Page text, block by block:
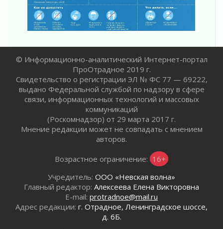
За сухими цифрами — реальная жизнь
31 июля 2026
От инженера-создателя к волонтёрам
Генеральная репетиция векового юбилея
Открытое сердце и стремление делать добро
31 июля 2026
Давайте разберемся!
30 июля 2026
Круглую ригу в Гатчине отреставрируют в
30 июля 2026
© Информационно-аналитический Интернет-портал
ПроОтрадное 2019 г.
Свидетельство о регистрации ЭЛ № ФС 77 — 69222,
выдано Федеральной службой по надзору в сфере
связи, информационных технологий и массовых
коммуникаций
(Роскомнадзор) от 29 марта 2017 г.
Мнение редакции может не совпадать с мнением
авторов.
Возрастное ограничение: 16+
Учредитель: ООО «Невская волна»
Главный редактор: Алексеева Елена Викторовна
E-mail: protradnoe@mail.ru
Адрес редакции: г. Отрадное, Ленинградское шоссе,
д. 6Б.